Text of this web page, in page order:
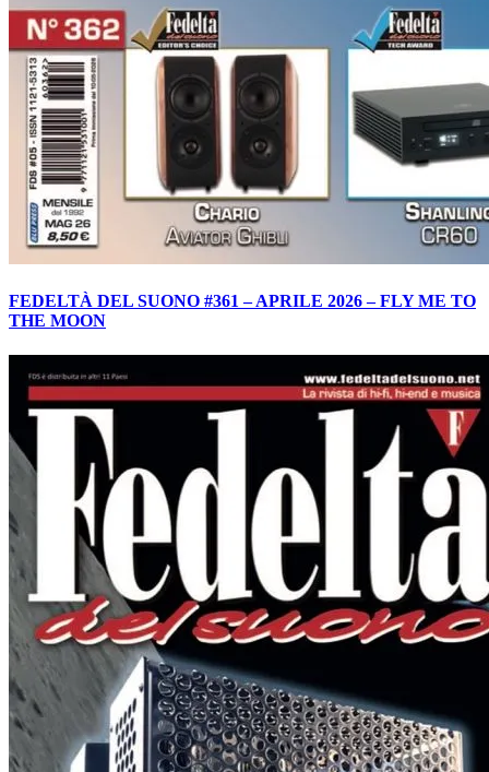
FEDELTÀ DEL SUONO #361 – APRILE 2026 – FLY ME TO
THE MOON